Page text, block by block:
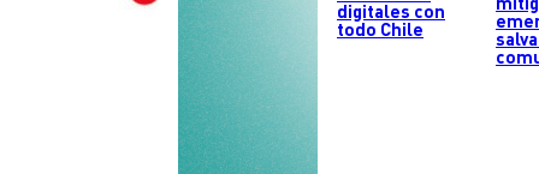
digitales con
todo Chile